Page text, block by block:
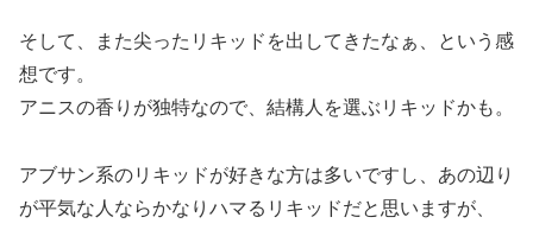
そして、また尖ったリキッドを出してきたなぁ、という感
想です。
アニスの香りが独特なので、結構人を選ぶリキッドかも。
アブサン系のリキッドが好きな方は多いですし、あの辺り
が平気な人ならかなりハマるリキッドだと思いますが、